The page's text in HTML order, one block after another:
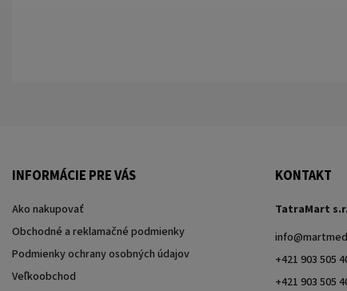
INFORMÁCIE PRE VÁS
Ako nakupovať
Obchodné a reklamačné podmienky
Podmienky ochrany osobných údajov
Veľkoobchod
KONTAKT
TatraMart
info@
+421 903 505
+421 903 505